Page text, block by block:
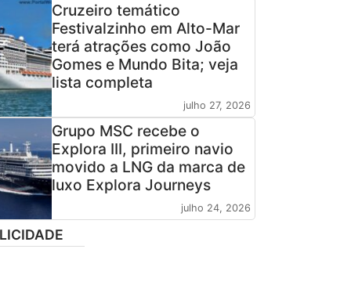
Cruzeiro temático
Festivalzinho em Alto-Mar
terá atrações como João
Gomes e Mundo Bita; veja
lista completa
julho 27, 2026
Grupo MSC recebe o
Explora III, primeiro navio
movido a LNG da marca de
luxo Explora Journeys
julho 24, 2026